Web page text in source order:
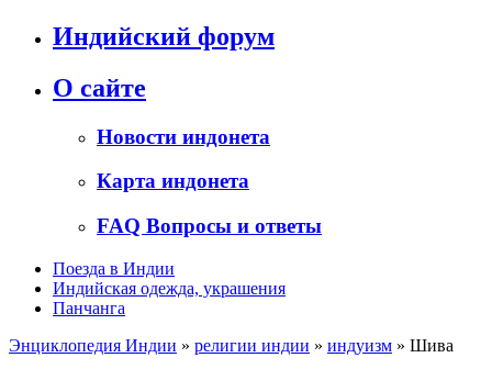
Индийский форум
О сайте
Новости индонета
Карта индонета
FAQ Вопросы и ответы
Поезда в Индии
Индийская одежда, украшения
Панчанга
Энциклопедия Индии » религии индии » индуизм » Шива